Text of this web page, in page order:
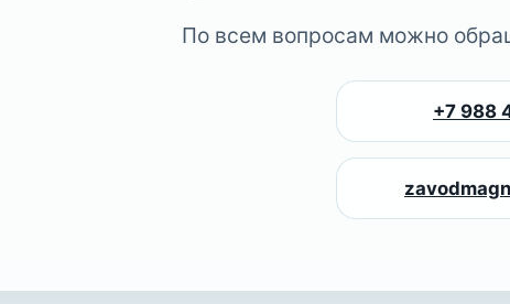
По всем вопросам можно
+7 988